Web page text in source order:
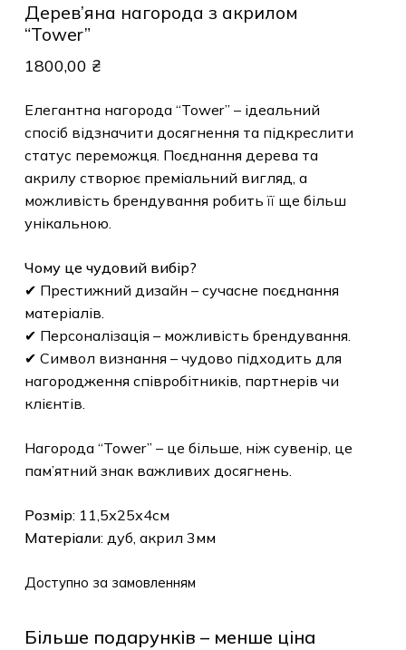
Дерев’яна нагорода з акрилом
“Tower”
1800,00 ₴
Елегантна нагорода “Tower” – ідеальний
спосіб відзначити досягнення та підкреслити
статус переможця. Поєднання дерева та
акрилу створює преміальний вигляд, а
можливість брендування робить її ще більш
унікальною.
Чому це чудовий вибір?
✔ Престижний дизайн – сучасне поєднання
матеріалів.
✔ Персоналізація – можливість брендування.
✔ Символ визнання – чудово підходить для
нагородження співробітників, партнерів чи
клієнтів.
Нагорода “Tower” – це більше, ніж сувенір, це
пам’ятний знак важливих досягнень.
Розмір: 11,5х25х4см
Матеріали: дуб, акрил 3мм
Доступно за замовленням
Більше подарунків – менше ціна